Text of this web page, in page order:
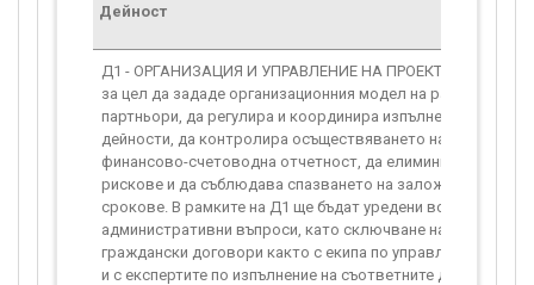
Дейност
Д1 - ОРГАНИЗАЦИЯ И УПРАВЛЕНИЕ НА ПРОЕКТА: Тази
за цел да зададе организационния модел на работа за
партньори, да регулира и координира изпълнението на
дейности, да контролира осъществяването на
финансово-счетоводна отчетност, да елиминира
рискове и да съблюдава спазването на заложените
срокове. В рамките на Д1 ще бъдат уредени всички
административни въпроси, като сключване на трудови и
граждански договори както с екипа по управление на
и с експертите по изпълнение на съответните дейности.